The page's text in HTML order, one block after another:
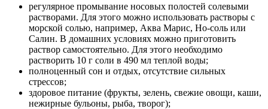
регулярное промывание носовых полостей солевыми
растворами. Для этого можно использовать растворы с
морской солью, например, Аква Марис, Но-соль или
Салин. В домашних условиях можно приготовить
раствор самостоятельно. Для этого необходимо
растворить 10 г соли в 490 мл теплой воды;
полноценный сон и отдых, отсутствие сильных
стрессов;
здоровое питание (фрукты, зелень, свежие овощи, каши,
нежирные бульоны, рыба, творог);